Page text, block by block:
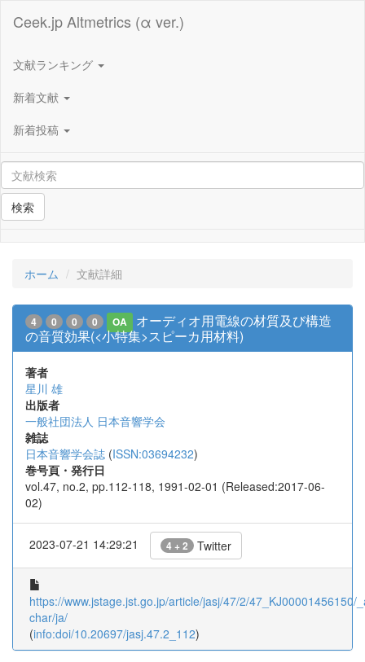
Ceek.jp Altmetrics (α ver.)
文献ランキング
新着文献
新着投稿
検索
ホーム 文献詳細
4 0 0 0 OA
オーディオ用電線の材質及び構造
の音質効果(<小特集>スピーカ用材料)
著者
星川 雄
出版者
一般社団法人 日本音響学会
雑誌
日本音響学会誌 (ISSN:03694232)
巻号頁・発行日
vol.47, no.2, pp.112-118, 1991-02-01 (Released:2017-06-
02)
2023-07-21 14:29:21 4 + 2 Twitter
https://www.jstage.jst.go.jp/article/jasj/47/2/47_KJ00001456150/
char/ja/
(info:doi/10.20697/jasj.47.2_112)